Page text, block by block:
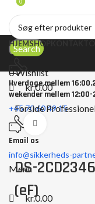
Search
Hverdage mellem
wekender mellem 12:00-
+45 70 60 49 15
Email os
info@sikkerheds-
Menu
0
kr.0.00
HJEMSHOP
0Wishlist
0
kr.0.00
Forside
DS-
(eF)